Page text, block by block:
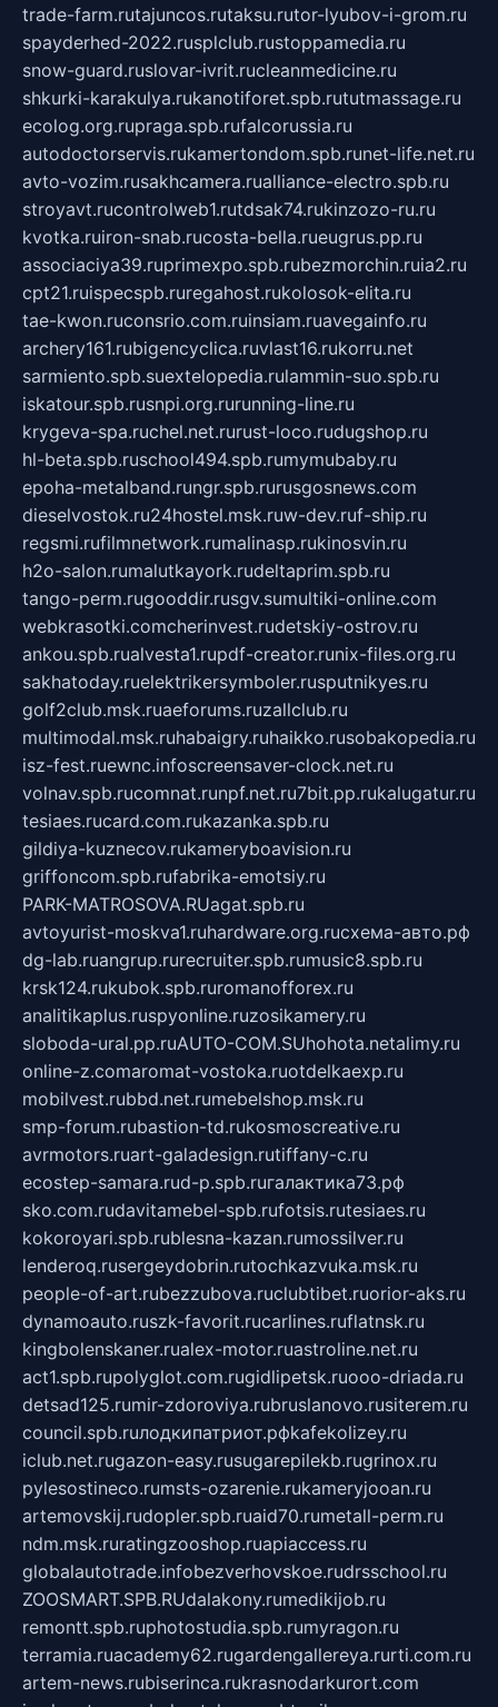
trade-farm.rutajuncos.rutaksu.rutor-lyubov-i-grom.ru
spayderhed-2022.rusplclub.rustoppamedia.ru
snow-guard.ruslovar-ivrit.rucleanmedicine.ru
shkurki-karakulya.rukanotiforet.spb.rututmassage.ru
ecolog.org.rupraga.spb.rufalcorussia.ru
autodoctorservis.rukamertondom.spb.runet-life.net.ru
avto-vozim.rusakhcamera.rualliance-electro.spb.ru
stroyavt.rucontrolweb1.rutdsak74.rukinzozo-ru.ru
kvotka.ruiron-snab.rucosta-bella.rueugrus.pp.ru
associaciya39.ruprimexpo.spb.rubezmorchin.ruia2.ru
cpt21.ruispecspb.ruregahost.rukolosok-elita.ru
tae-kwon.ruconsrio.com.ruinsiam.ruavegainfo.ru
archery161.rubigencyclica.ruvlast16.rukorru.net
sarmiento.spb.suextelopedia.rulammin-suo.spb.ru
iskatour.spb.rusnpi.org.rurunning-line.ru
krygeva-spa.ruchel.net.rurust-loco.rudugshop.ru
hl-beta.spb.ruschool494.spb.rumymubaby.ru
epoha-metalband.rungr.spb.rurusgosnews.com
dieselvostok.ru24hostel.msk.ruw-dev.ruf-ship.ru
regsmi.rufilmnetwork.rumalinasp.rukinosvin.ru
h2o-salon.rumalutkayork.rudeltaprim.spb.ru
tango-perm.rugooddir.rusgv.sumultiki-online.com
webkrasotki.comcherinvest.rudetskiy-ostrov.ru
ankou.spb.rualvesta1.rupdf-creator.runix-files.org.ru
sakhatoday.ruelektrikersymboler.rusputnikyes.ru
golf2club.msk.ruaeforums.ruzallclub.ru
multimodal.msk.ruhabaigry.ruhaikko.rusobakopedia.ru
isz-fest.ruewnc.infoscreensaver-clock.net.ru
volnav.spb.rucomnat.runpf.net.ru7bit.pp.rukalugatur.ru
tesiaes.rucard.com.rukazanka.spb.ru
gildiya-kuznecov.rukameryboavision.ru
griffoncom.spb.rufabrika-emotsiy.ru
PARK-MATROSOVA.RUagat.spb.ru
avtoyurist-moskva1.ruhardware.org.ruсхема-авто.рф
dg-lab.ruangrup.rurecruiter.spb.rumusic8.spb.ru
krsk124.rukubok.spb.ruromanofforex.ru
analitikaplus.ruspyonline.ruzosikamery.ru
sloboda-ural.pp.ruAUTO-COM.SUhohota.netalimy.ru
online-z.comaromat-vostoka.ruotdelkaexp.ru
mobilvest.rubbd.net.rumebelshop.msk.ru
smp-forum.rubastion-td.rukosmoscreative.ru
avrmotors.ruart-galadesign.rutiffany-c.ru
ecostep-samara.rud-p.spb.ruгалактика73.рф
sko.com.rudavitamebel-spb.rufotsis.rutesiaes.ru
kokoroyari.spb.rublesna-kazan.rumossilver.ru
lenderoq.rusergeydobrin.rutochkazvuka.msk.ru
people-of-art.rubezzubova.ruclubtibet.ruorior-aks.ru
dynamoauto.ruszk-favorit.rucarlines.ruflatnsk.ru
kingbolenskaner.rualex-motor.ruastroline.net.ru
act1.spb.rupolyglot.com.rugidlipetsk.ruooo-driada.ru
detsad125.rumir-zdoroviya.rubruslanovo.rusiterem.ru
council.spb.ruлодкипатриот.рфkafekolizey.ru
iclub.net.rugazon-easy.rusugarepilekb.rugrinox.ru
pylesostineco.rumsts-ozarenie.rukameryjooan.ru
artemovskij.rudopler.spb.ruaid70.rumetall-perm.ru
ndm.msk.ruratingzooshop.ruapiaccess.ru
globalautotrade.infobezverhovskoe.rudrsschool.ru
ZOOSMART.SPB.RUdalakony.rumedikijob.ru
remontt.spb.ruphotostudia.spb.rumyragon.ru
terramia.ruacademy62.rugardengallereya.rurti.com.ru
artem-news.rubiserinca.rukrasnodarkurort.com